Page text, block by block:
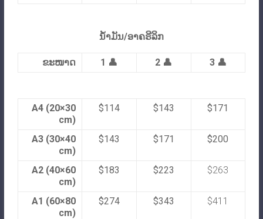
ນ້ຳມັນ/ອາຄຣີລິກ
ຂະໜາດ 1 👤 2 👤 3 👤
A4 (20×30
cm)
$114 $143 $171
A3 (30×40
cm)
$143 $171 $200
A2 (40×60
cm)
$183 $223 $263
A1 (60×80
cm)
$274 $343 $411